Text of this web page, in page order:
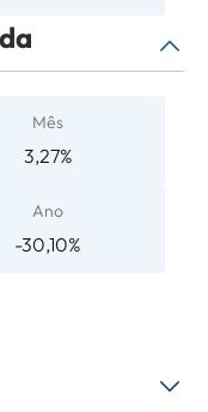
Mês
3,27%
Ano
-30,10%